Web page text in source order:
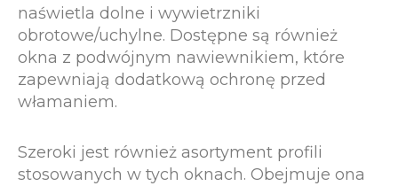
naświetla dolne i wywietrzniki
obrotowe/uchylne. Dostępne są również
okna z podwójnym nawiewnikiem, które
zapewniają dodatkową ochronę przed
włamaniem.
Szeroki jest również asortyment profili
stosowanych w tych oknach. Obejmuje ona